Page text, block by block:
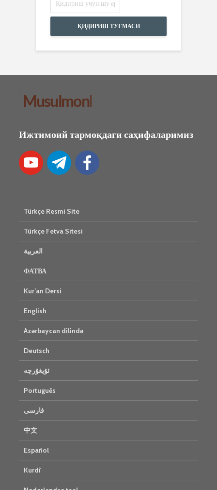
ҚИДИРИШ ТУГМАСИ
Ижтимоий тармоқдаги саҳифаларимиз
Türkçe Resmi Site
Türkçe Fetva Sitesi
العربية
ФАТВА
Kur’an Dersi
English
Azərbaycan dilində
Deutsch
ئۇيغۇرچە
Português
فارسی
中文
Español
Kurdî